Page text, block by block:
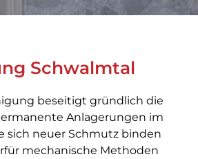
Schwalmtal
beseitigt gründlich die
Anlagerungen im
sich neuer Schmutz binden
mechanische Methoden